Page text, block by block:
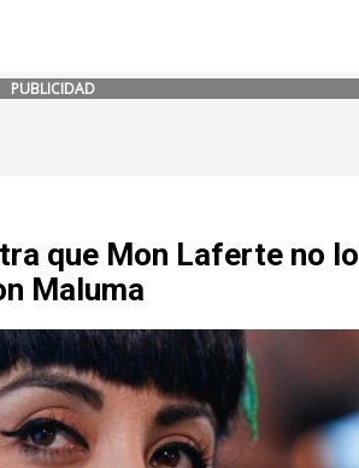
PUBLICIDAD
que Mon Laferte no lo
Maluma